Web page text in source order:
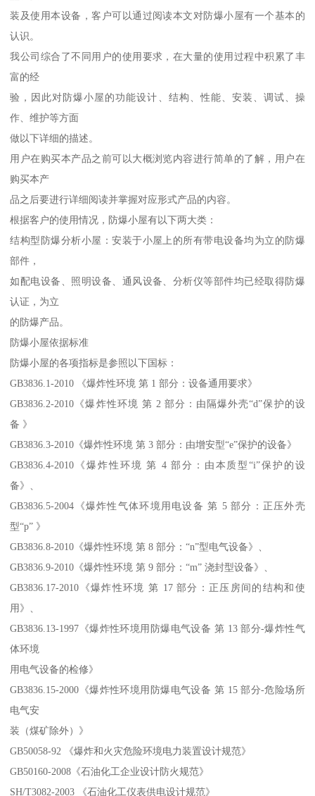
装及使用本设备，客户可以通过阅读本文对防爆小屋有一个基本的
认识。
我公司综合了不同用户的使用要求，在大量的使用过程中积累了丰
富的经
验，因此对防爆小屋的功能设计、结构、性能、安装、调试、操
作、维护等方面
做以下详细的描述。
用户在购买本产品之前可以大概浏览内容进行简单的了解，用户在
购买本产
品之后要进行详细阅读并掌握对应形式产品的内容。
根据客户的使用情况，防爆小屋有以下两大类：
结构型防爆分析小屋：安装于小屋上的所有带电设备均为立的防爆
部件，
如配电设备、照明设备、通风设备、分析仪等部件均已经取得防爆
认证，为立
的防爆产品。
防爆小屋依据标准
防爆小屋的各项指标是参照以下国标：
GB3836.1-2010 《爆炸性环境 第 1 部分：设备通用要求》
GB3836.2-2010《爆炸性环境 第 2 部分：由隔爆外壳“d”保护的设
备 》
GB3836.3-2010《爆炸性环境 第 3 部分：由增安型“e”保护的设备》
GB3836.4-2010《爆炸性环境 第 4 部分：由本质型“i”保护的设
备》、
GB3836.5-2004《爆炸性气体环境用电设备 第 5 部分：正压外壳
型“p” 》
GB3836.8-2010《爆炸性环境 第 8 部分：“n”型电气设备》、
GB3836.9-2010《爆炸性环境 第 9 部分：“m” 浇封型设备》、
GB3836.17-2010《爆炸性环境 第 17 部分：正压房间的结构和使
用》、
GB3836.13-1997《爆炸性环境用防爆电气设备 第 13 部分-爆炸性气
体环境
用电气设备的检修》
GB3836.15-2000《爆炸性环境用防爆电气设备 第 15 部分-危险场所
电气安
装（煤矿除外）》
GB50058-92 《爆炸和火灾危险环境电力装置设计规范》
GB50160-2008《石油化工企业设计防火规范》
SH/T3082-2003 《石油化工仪表供电设计规范》